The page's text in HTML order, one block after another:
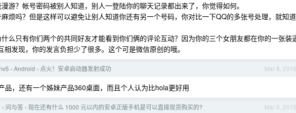
游？帐号密码被别人知道，别人一登陆你的聊天记录都出来了，你觉得如何。
烦吗？但是这样可以避免让别人知道你还有另一个号码，你对比一下QQ的多张号处理，就知道
么只有你们两个的共同好友才能看到你们俩的评论互动？因为你的三个女朋友都在你的一张装
相发现，你的发言负担少了很多。这个可是微信原创的哦。
Mar 8, 2015
› Android › 点火！安卓启动器发射成功
品，还有一个姊妹产品360桌面，而且个人认为比hola更好用
Mar 5, 2015
› 问与答 › 现在还有什么 1000 元以内的安卓正版手机是可以直接现货购买的?